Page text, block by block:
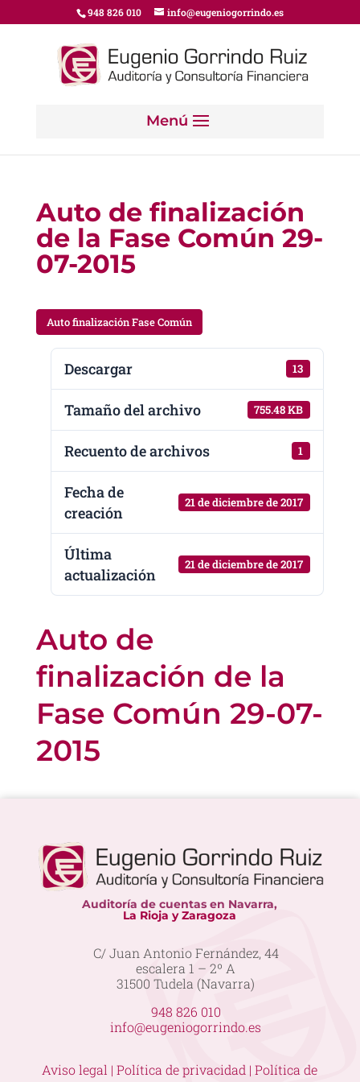
948 826 010 info@eugeniogorrindo.es
Auto de finalización
de la Fase Común 29-
07-2015
Auto finalización Fase Común
Descargar 13
Tamaño del archivo 755.48 KB
Recuento de archivos 1
Fecha de
creación
21 de diciembre de 2017
Última
actualización
21 de diciembre de 2017
Auto de
finalización de la
Fase Común 29-07-
2015
Auditoría de cuentas en Navarra,
La Rioja y Zaragoza
C/ Juan Antonio Fernández, 44
escalera 1 – 2º A
31500 Tudela (Navarra)
948 826 010
info@eugeniogorrindo.es
Aviso legal |Política de privacidad |Política de